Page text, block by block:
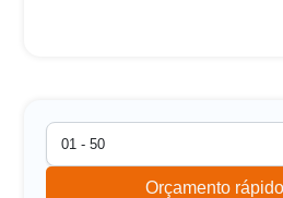
Orçamento rápido